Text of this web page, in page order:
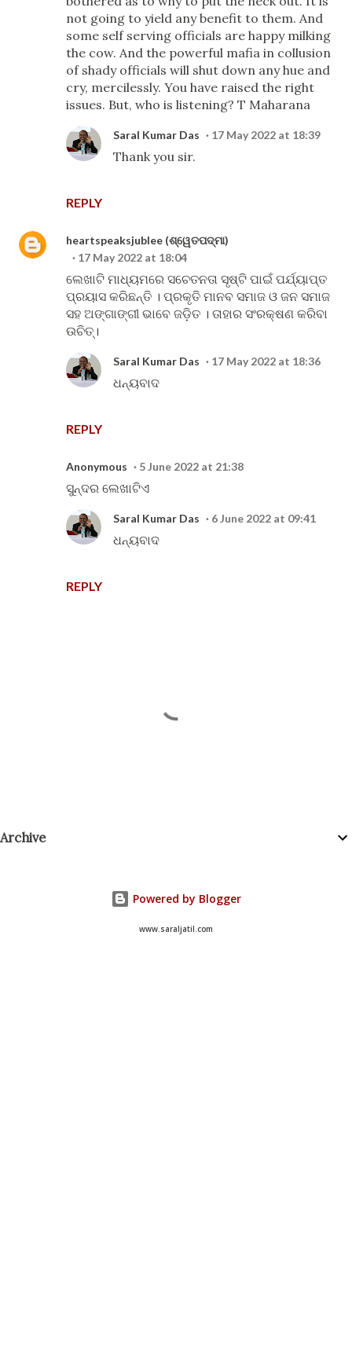
not going to yield any benefit to them. And
some self serving officials are happy milking
the cow. And the powerful mafia in collusion
of shady officials will shut down any hue and
cry, mercilessly. You have raised the right
issues. But, who is listening? T Maharana
REPLY
Saral Kumar Das 17 May 2022 at 18:39
Thank you sir.
heartspeaksjublee (ଶ୍ୱେତପଦ୍ମା)
17 May 2022 at 18:04
ଲେଖାଟି ମାଧ୍ୟମରେ ସଚେତନତା ସୃଷ୍ଟି ପାଇଁ ପର୍ଯ୍ୟାପ୍ତ
ପ୍ରୟାସ କରିଛନ୍ତି । ପ୍ରକୃତି ମାନବ ସମାଜ ଓ ଜନ ସମାଜ
ସହ ଅଙ୍ଗାଙ୍ଗୀ ଭାବେ ଜଡ଼ିତ । ତାହାର ସଂରକ୍ଷଣ କରିବା
ଉଚିତ୍।
REPLY
Saral Kumar Das 17 May 2022 at 18:36
ଧନ୍ୟବାଦ
Anonymous 5 June 2022 at 21:38
ସୁନ୍ଦର ଲେଖାଟିଏ
REPLY
Saral Kumar Das 6 June 2022 at 09:41
ଧନ୍ୟବାଦ
o
Archive
Powered by Blogger
www.saraljatil.com